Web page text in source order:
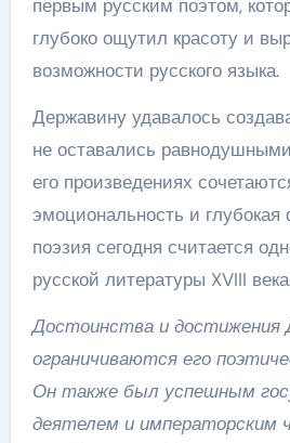
первым русским поэтом,
глубоко ощутил красоту и
возможности русского языка.
Державину удавалось
не оставались
его произведениях
эмоциональность и
поэзия сегодня считается
русской литературы XVIII
Достоинства и достижения
ограничиваются его
Он также был успешным
деятелем и императорским